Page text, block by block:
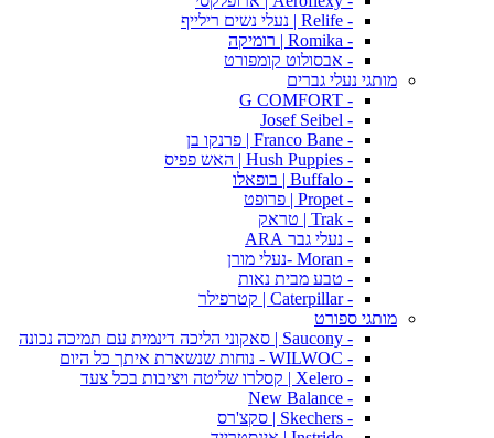
- Relife | נעלי נשים רילייף
- Romika | רומיקה
- אבסולוט קומפורט
מותגי נעלי גברים
- G COMFORT
- Josef Seibel
- Franco Bane | פרנקו בן
- Hush Puppies | האש פפיס
- Buffalo | בופאלו
- Propet | פרופט
- Trak | טראק
- נעלי גבר ARA
- Moran -נעלי מורן
- טבע מבית נאות
- Caterpillar | קטרפילר
מותגי ספורט
- Saucony | סאקוני הליכה דינמית עם תמיכה נכונה
- WILWOC - נוחות שנשארת איתך כל היום
- Xelero | קסלרו שליטה ויציבות בכל צעד
- New Balance
- Skechers | סקצ'רס